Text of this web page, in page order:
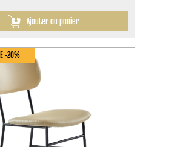
Ajouter au panier
-20%